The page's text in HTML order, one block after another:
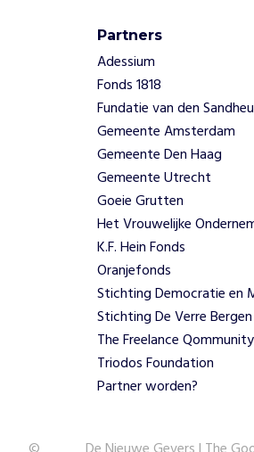
Partners
Adessium
Fonds 1818
Fundatie van den
Gemeente Amsterdam
Gemeente Den Haag
Gemeente Utrecht
Goeie Grutten
Het Vrouwelijke
K.F. Hein Fonds
Oranjefonds
Stichting Democratie en
Stichting De Verre Bergen
The Freelance Qommunity
Triodos Foundation
Partner worden?